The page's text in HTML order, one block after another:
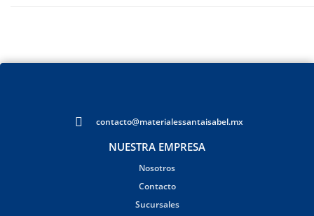
contacto@materialessantaisabel.mx
NUESTRA EMPRESA
Nosotros
Contacto
Sucursales